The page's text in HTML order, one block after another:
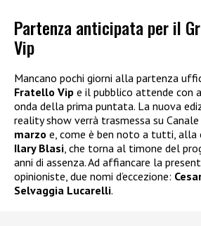
Partenza anticipata per il
Vip
Mancano pochi giorni alla partenza
Fratello Vip e il pubblico attende con
onda della prima puntata. La nuova
reality show verrà trasmessa su Canale
marzo e, come è ben noto a tutti, alla
Ilary Blasi , che torna al timone del
anni di assenza. Ad affiancare la
opinioniste, due nomi d’eccezione:
Selvaggia Lucarelli.